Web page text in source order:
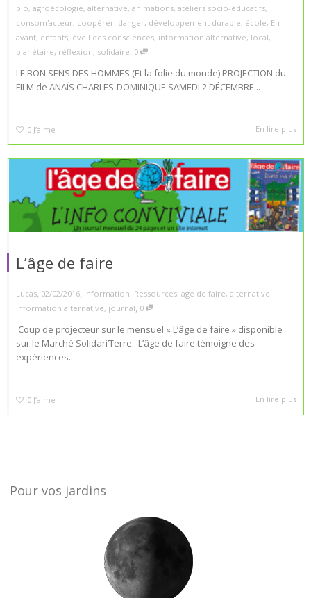
bio, agroécologie, alternative, animations, ateliers socio-éducatifs,
consom'acteur, coopérer, danger, développement durable, école, En
avant, enfants, éveil des consciences, information alternative, local,
planétaire, réflexion, solidaire, 0
LE BON SENS DES HOMMES (Et la folie du monde) PROJECTION du
FILM de ANAÏS CHARLES-DOMINIQUE SAMEDI 2 DÉCEMBRE...
0 J’aime En lire plus
L’âge de faire
Lucas 02/02/2016 information, Ressources, age de faire, alternative,
information alternative, journal 0
Coup de projecteur sur le mensuel « L’âge de faire » disponible
sur le Marché Solidari’Terre. L’âge de faire témoigne des
expériences...
0 J’aime En lire plus
Pour vos jardins